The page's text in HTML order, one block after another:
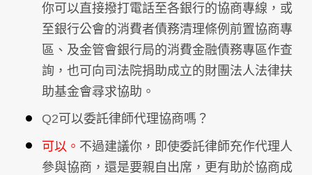
你可以直接撥打電話至各銀行的協商專線，或
至銀行公會的消費者債務清理條例前置協商專
區、及金管會銀行局的消費金融債務專區作查
詢，也可向司法院捐助成立的財團法人法律扶
助基金會尋求協助。
Q2可以委託律師代理協商嗎？
可以。 不過建議你，即使委託律師充作代理人
參與協商，還是要親自出席，更有助於協商成